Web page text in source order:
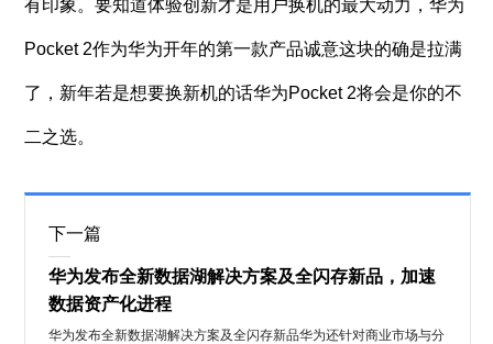
有印象。要知道体验创新才是用户换机的最大动力，华为
Pocket 2作为华为开年的第一款产品诚意这块的确是拉满
了，新年若是想要换新机的话华为Pocket 2将会是你的不
二之选。
下一篇
华为发布全新数据湖解决方案及全闪存新品，加速
数据资产化进程
华为发布全新数据湖解决方案及全闪存新品华为还针对商业市场与分